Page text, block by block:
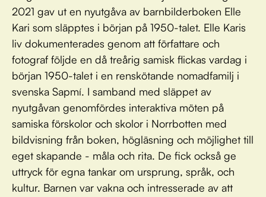
2021 gav ut en nyutgåva av barnbilderboken Elle
Kari som släpptes i början på 1950-talet. Elle Karis
liv dokumenterades genom att författare och
fotograf följde en då treårig samisk flickas vardag i
början 1950-talet i en renskötande nomadfamilj i
svenska Sapmí. I samband med släppet av
nyutgåvan genomfördes interaktiva möten på
samiska förskolor och skolor i Norrbotten med
bildvisning från boken, högläsning och möjlighet till
eget skapande - måla och rita. De fick också ge
uttryck för egna tankar om ursprung, språk, och
kultur. Barnen var vakna och intresserade av att